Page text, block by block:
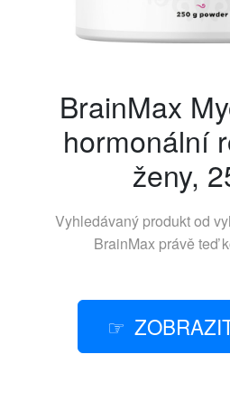
BrainMax
hormonální
ženy,
Vyhledávaný produkt od
BrainMaxprávě teď